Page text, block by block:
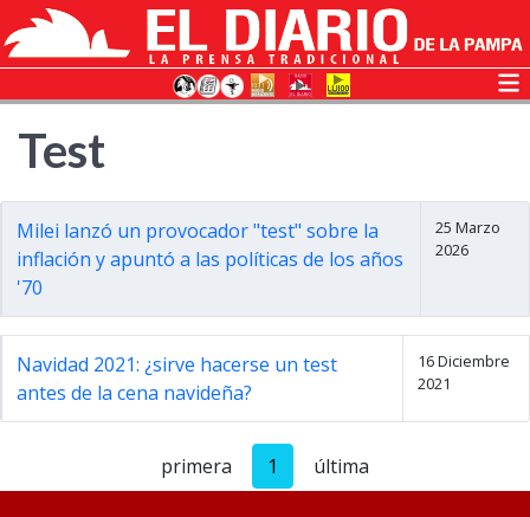
Test
Milei lanzó un provocador "test" sobre la
inflación y apuntó a las políticas de los años
'70
25 Marzo
2026
Navidad 2021: ¿sirve hacerse un test
antes de la cena navideña?
16 Diciembre
2021
primera 1 última